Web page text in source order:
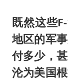
既然这些
地区的军
付多少，
沦为美国